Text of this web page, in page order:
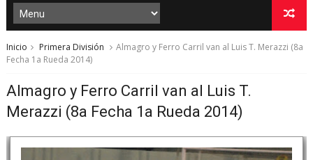
Inicio Primera División
Almagro y Ferro Carril van al Luis T. Merazzi (8a
Fecha 1a Rueda 2014)
Almagro y Ferro Carril van al Luis T.
Merazzi (8a Fecha 1a Rueda 2014)